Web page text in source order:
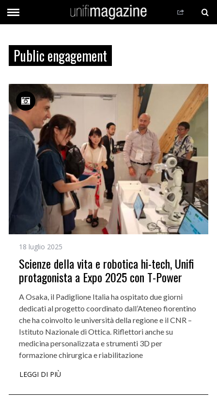
Public engagement
18 luglio 2025
Scienze della vita e robotica hi-tech, Unifi
protagonista a Expo 2025 con T-Power
A Osaka, il Padiglione Italia ha ospitato due giorni
dedicati al progetto coordinato dall’Ateneo fiorentino
che ha coinvolto le università della regione e il CNR –
Istituto Nazionale di Ottica. Riflettori anche su
medicina personalizzata e strumenti 3D per
formazione chirurgica e riabilitazione
LEGGI DI PIÙ